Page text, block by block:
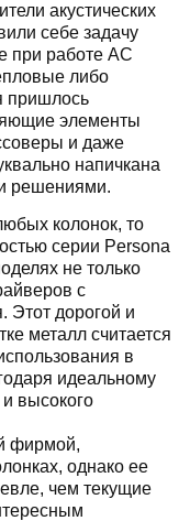
акустических
себе задачу
при работе АС
либо
пришлось
элементы
и даже
напичкана
решениями.
колонок, то
серии Persona
не только
с
Этот дорогой и
металл считается
в
идеальному
высокого
фирмой,
однако ее
чем текущие